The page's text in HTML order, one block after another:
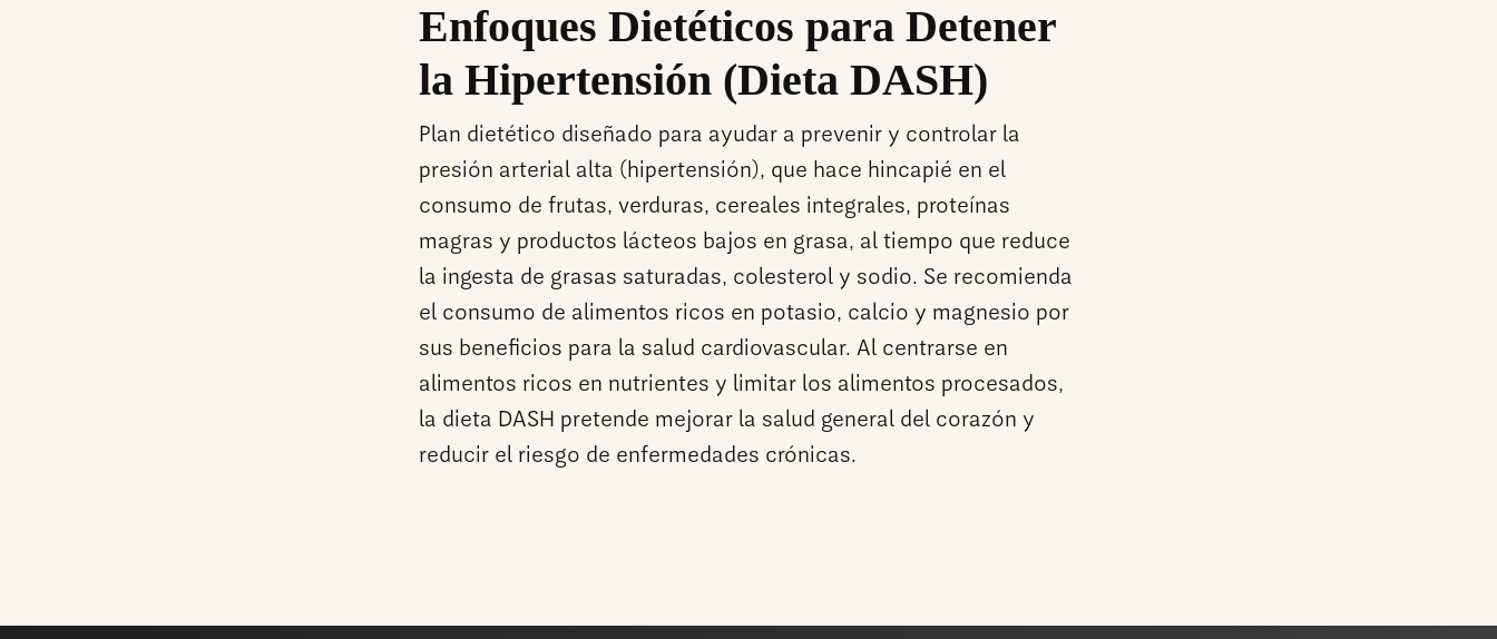
Enfoques Dietéticos para Detener
la Hipertensión (Dieta DASH)
Plan dietético diseñado para ayudar a prevenir y controlar la
presión arterial alta (hipertensión), que hace hincapié en el
consumo de frutas, verduras, cereales integrales, proteínas
magras y productos lácteos bajos en grasa, al tiempo que reduce
la ingesta de grasas saturadas, colesterol y sodio. Se recomienda
el consumo de alimentos ricos en potasio, calcio y magnesio por
sus beneficios para la salud cardiovascular. Al centrarse en
alimentos ricos en nutrientes y limitar los alimentos procesados,
la dieta DASH pretende mejorar la salud general del corazón y
reducir el riesgo de enfermedades crónicas.